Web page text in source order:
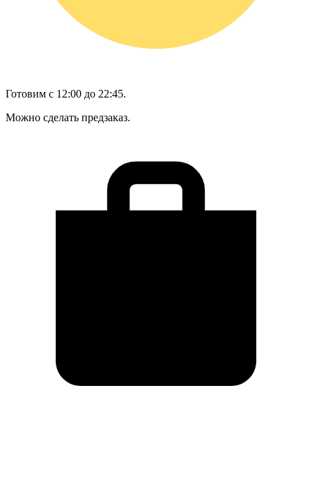
Готовим с 12:00 до 22:45.
Можно сделать предзаказ.